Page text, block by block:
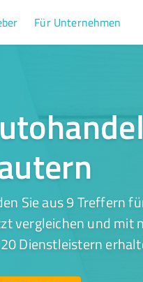
Für Unternehmen
Sie aus 9 Treffern
vergleichen und mit
Dienstleistern